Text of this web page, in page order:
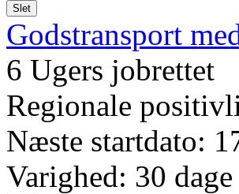
Slet
Godstransport
6 Ugers jobrettet
Regionale
Næste startdato:
Varighed: 30 dage